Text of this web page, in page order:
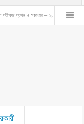
– ২০২৬ বাংলাদেশ রেলওয়ে ট্রেন